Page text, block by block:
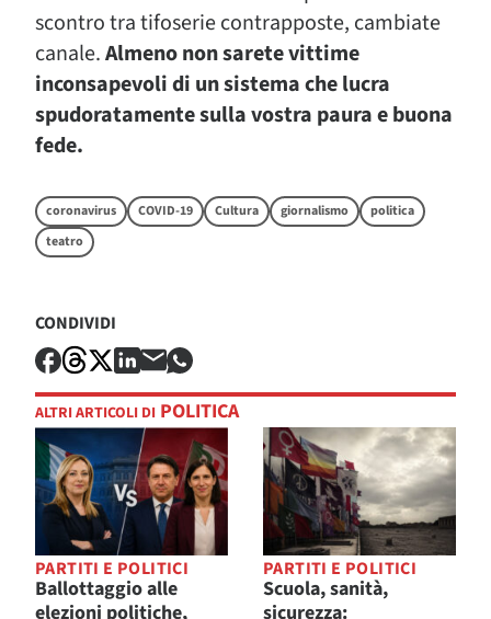
scontro tra tifoserie contrapposte, cambiate
canale.Almeno non sarete vittime
inconsapevoli di un sistema che lucra
spudoratamente sulla vostra paura e buona
fede.
coronavirus COVID-19 Cultura giornalismo
politica
teatro
CONDIVIDI
ALTRI ARTICOLI DI POLITICA
PARTITI E POLITICI
Ballottaggio alle
elezioni politiche,
PARTITI E POLITICI
Scuola, sanità,
sicurezza: